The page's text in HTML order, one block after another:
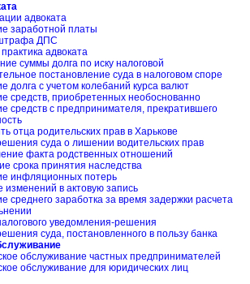
адвоката
заработной платы
ДПС
адвоката
суммы долга по иску налоговой
постановление суда в налоговом споре
долга с учетом колебаний курса валют
средств, приобретенных необоснованно
средств с предпринимателя, прекратившего
отца родительских прав в Харькове
суда о лишении водительских прав
факта родственных отношений
срока принятия наследства
инфляционных потерь
изменений в актовую запись
среднего заработка за время задержки расчета
уведомления-решения
суда, постановленного в пользу банка
обслуживание частных предпринимателей
обслуживание для юридических лиц